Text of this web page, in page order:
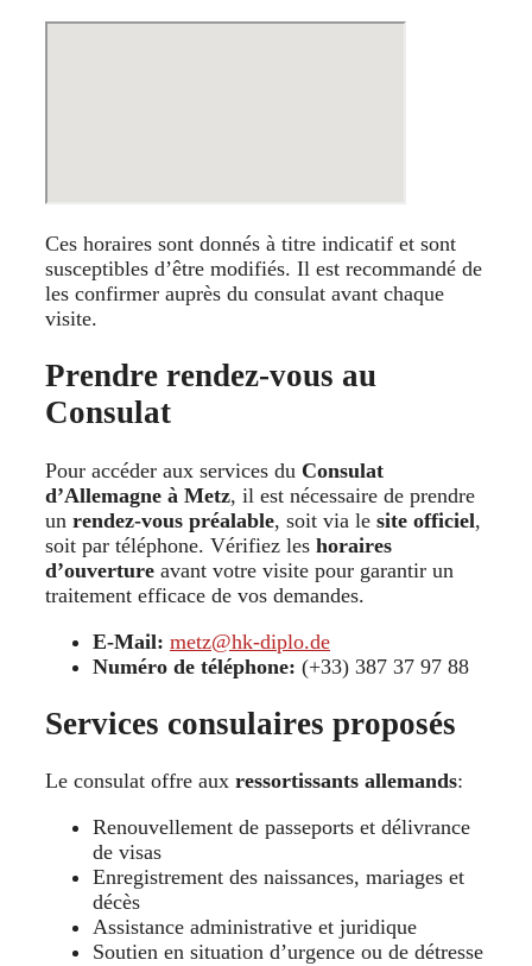
Ces horaires sont donnés à titre indicatif et sont
susceptibles d’être modifiés. Il est recommandé de
les confirmer auprès du consulat avant chaque
visite.
Prendre rendez-vous au
Consulat
Pour accéder aux services du Consulat
d’Allemagne à Metz, il est nécessaire de prendre
un rendez-vous préalable, soit via le site officiel,
soit par téléphone. Vérifiez les horaires
d’ouverture avant votre visite pour garantir un
traitement efficace de vos demandes.
E-Mail: metz@hk-diplo.de
Numéro de téléphone: (+33) 387 37 97 88
Services consulaires proposés
Le consulat offre aux ressortissants allemands:
Renouvellement de passeports et délivrance
de visas
Enregistrement des naissances, mariages et
décès
Assistance administrative et juridique
Soutien en situation d’urgence ou de détresse